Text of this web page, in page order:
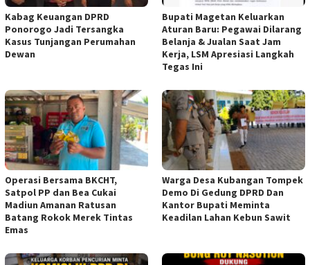
Kabag Keuangan DPRD
Ponorogo Jadi Tersangka
Kasus Tunjangan Perumahan
Dewan
Bupati Magetan Keluarkan
Aturan Baru: Pegawai Dilarang
Belanja & Jualan Saat Jam
Kerja, LSM Apresiasi Langkah
Tegas Ini
Operasi Bersama BKCHT,
Satpol PP dan Bea Cukai
Madiun Amanan Ratusan
Batang Rokok Merek Tintas
Emas
Warga Desa Kubangan Tompek
Demo Di Gedung DPRD Dan
Kantor Bupati Meminta
Keadilan Lahan Kebun Sawit